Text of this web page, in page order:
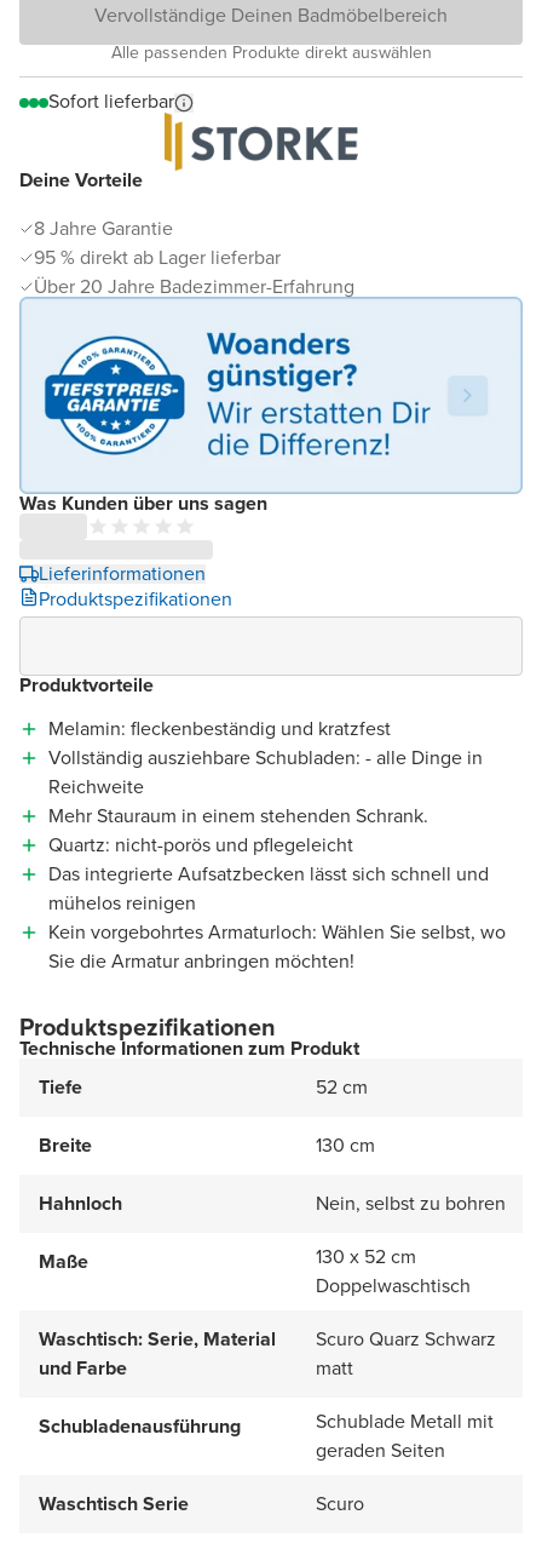
Deine Vorteile
8 Jahre Garantie
95 % direkt ab Lager lieferbar
Über 20 Jahre Badezimmer-Erfahrung
Was Kunden über uns sagen
Lieferinformationen
Produktspezifikationen
Vervollständige Deinen Badmöbelbereich
Alle passenden Produkte direkt auswählen
Sofort lieferbar
Produktvorteile
Melamin: fleckenbeständig und kratzfest
Vollständig ausziehbare Schubladen: - alle Dinge in
Reichweite
Mehr Stauraum in einem stehenden Schrank.
Quartz: nicht-porös und pflegeleicht
Das integrierte Aufsatzbecken lässt sich schnell und
mühelos reinigen
Kein vorgebohrtes Armaturloch: Wählen Sie selbst, wo
Sie die Armatur anbringen möchten!
Produktspezifikationen
Technische Informationen zum Produkt
Tiefe
52 cm
Breite 130 cm
Hahnloch Nein, selbst zu bohren
Maße
130 x 52 cm
Doppelwaschtisch
Waschtisch: Serie, Material
und Farbe
Scuro Quarz Schwarz
matt
Schubladenausführung
Schublade Metall mit
geraden Seiten
Waschtisch Serie
Scuro